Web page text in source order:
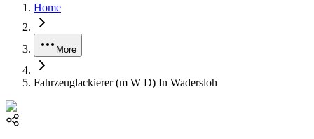
Home
More
Fahrzeuglackierer (m W D) In Wadersloh